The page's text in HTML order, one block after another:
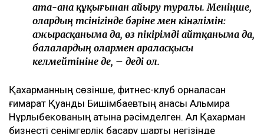
ата-ана құқығынан айыру туралы. Меніңше,
олардың түсінігінде бәріне мен кінәлімін:
ажырасқаныма да, өз пікірімді айтқаныма да,
балалардың олармен араласқысы
келмейтініне де, – деді ол.
Қахарманның сөзінше, фитнес-клуб орналасқан
ғимарат Қуандық Бишімбаевтың анасы Альмира
Нұрлыбекованың атына рәсімделген. Ал Қахарман
бизнесті сенімгерлік басқару шарты негізінде